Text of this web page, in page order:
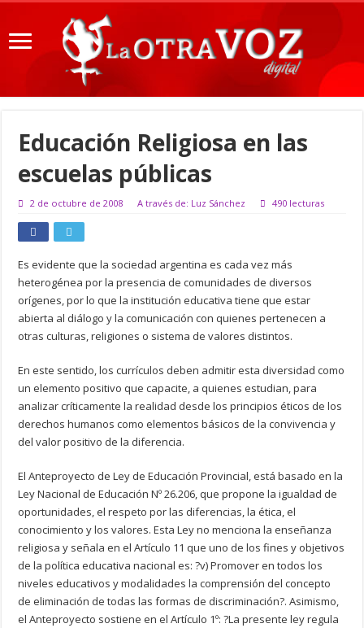
Educación Religiosa en las
escuelas públicas
2 de octubre de 2008 A través de: Luz Sánchez 490 lecturas
Es evidente que la sociedad argentina es cada vez más
heterogénea por la presencia de comunidades de diversos
orígenes, por lo que la institución educativa tiene que estar
abierta al diálogo y la comunicación con quienes pertenecen a
otras culturas, religiones o sistema de valores distintos.
En este sentido, los currículos deben admitir esta diversidad como
un elemento positivo que capacite, a quienes estudian, para
analizar críticamente la realidad desde los principios éticos de los
derechos humanos como elementos básicos de la convivencia y
del valor positivo de la diferencia.
El Anteproyecto de Ley de Educación Provincial, está basado en la
Ley Nacional de Educación Nº 26.206, que propone la igualdad de
oportunidades, el respeto por las diferencias, la ética, el
conocimiento y los valores. Esta Ley no menciona la enseñanza
religiosa y señala en el Artículo 11 que uno de los fines y objetivos
de la política educativa nacional es: ?v) Promover en todos los
niveles educativos y modalidades la comprensión del concepto
de eliminación de todas las formas de discriminación?. Asimismo,
el Anteproyecto sostiene en el Artículo 1º: ?La presente ley regula